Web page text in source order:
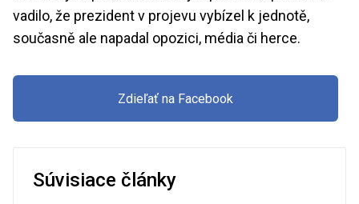
vadilo, že prezident v projevu vybízel k jednotě,
současně ale napadal opozici, média či herce.
Zdieľať na Facebook
Súvisiace články